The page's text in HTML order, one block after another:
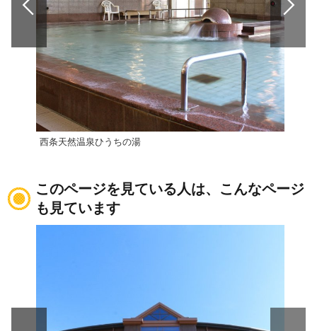
西条天然温泉ひうちの湯
このページを見ている人は、こんなページ
も見ています